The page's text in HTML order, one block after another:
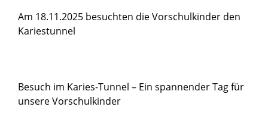
Am 18.11.2025 besuchten die Vorschulkinder den
Kariestunnel
Besuch im Karies-Tunnel – Ein spannender Tag für
unsere Vorschulkinder